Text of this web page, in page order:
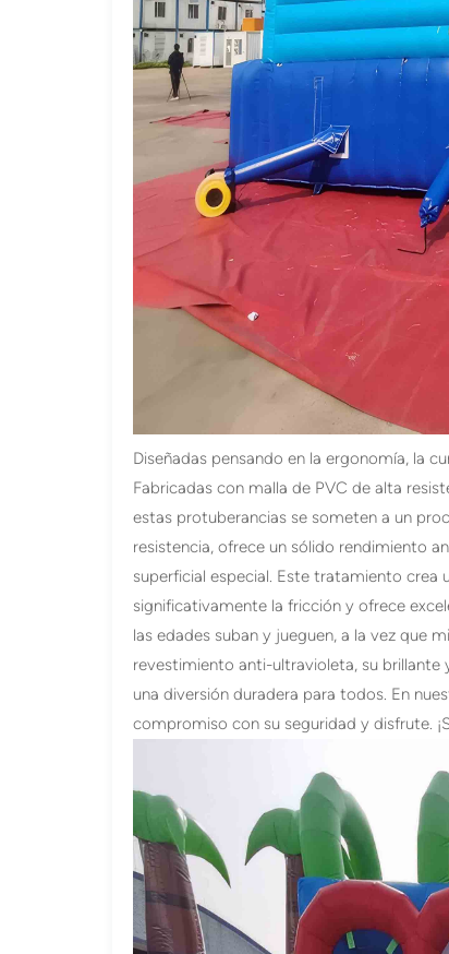
Diseñadas pensando en la ergonomía, la
Fabricadas con malla de PVC de alta
estas protuberancias se someten a un
resistencia, ofrece un sólido rendimiento
superficial especial. Este tratamiento
significativamente la fricción y ofrece
las edades suban y jueguen, a la vez que
revestimiento anti-ultravioleta, su brillante
una diversión duradera para todos. En
compromiso con su seguridad y disfrute.